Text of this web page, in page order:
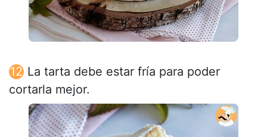
La tarta debe estar fría para poder
cortarla mejor.